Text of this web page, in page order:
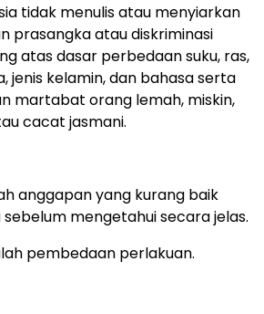
tidak menulis atau menyiarkan
prasangka atau diskriminasi
atas dasar perbedaan suku, ras,
jenis kelamin, dan bahasa serta
martabat orang lemah, miskin,
cacat jasmani.
anggapan yang kurang baik
mengetahui secara jelas.
pembedaan perlakuan.